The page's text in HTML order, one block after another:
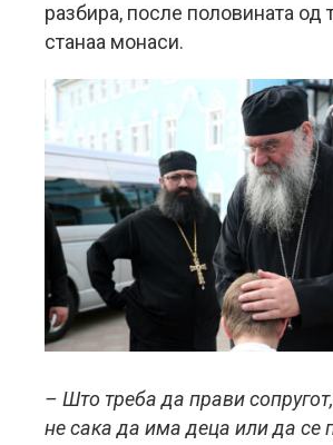
разбира, после половината од
станаа монаси.
– Што треба да прави
не сака да има деца или да се